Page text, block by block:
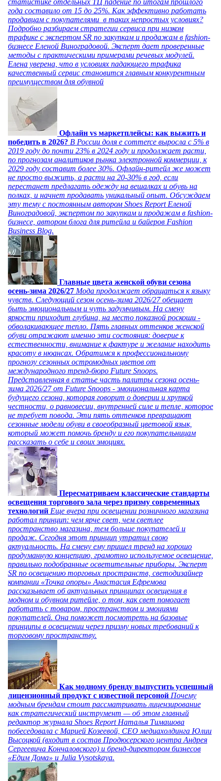
статистике отдельных ТЦ падение по итогам прошлого
года составило от 15 до 25%. Как эффективно работать
продавцам с покупателями в таких непростых условиях?
Подробно разбираем стратегии сервиса при низком
трафике с экспертом SR по закупкам и продажам в fashion-
бизнесе Еленой Виноградовой. Эксперт дает проверенные
методы с практическими примерами речевых модулей.
Елена уверена, что в условиях падающего трафика
качественный сервис становится главным конкурентным
преимуществом для обувной
Офлайн vs маркетплейсы: как выжить и
победить в 2026? В России доля e commerce выросла с 5% в
2019 году до почти 23% в 2024 году и продолжает расти,
по прогнозам аналитиков рынка электронной коммерции, к
2029 году составит более 30%. Офлайн-ритейл же может
не просто выжить, а расти на 20-30% в год, если
перестанет предлагать одежду на вешалках и обувь на
полках, и начнет продавать уникальный опыт. Обсуждаем
эту тему с постоянным автором Shoes Report Еленой
Виноградовой, экспертом по закупкам и продажам в fashion-
бизнесе, автором блога для ритейла и байеров Fashion
Business Blog.
Главные цвета женской обуви сезона
осень-зима 2026/27 Мода продолжает обращаться к языку
чувств. Следующий сезон осень-зима 2026/27 обещает
быть эмоциональным и чуть задумчивым. На смену
яркости приходит глубина, на место показной роскоши -
обволакивающее тепло. Пять главных оттенков женской
обуви отражают именно эти состояния: доверие к
естественности, внимание к фактуре и желание находить
красоту в нюансах. Обратимся к профессиональному
прогнозу сезонных остромодных цветов от
международного тренд-бюро Future Snoops.
Представленная в статье часть палитры сезона осень-
зима 2026/27 от Future Snoops - эмоциональная карта
будущего сезона, которая говорит о доверии и хрупкой
честности, о равновесии, внутренней силе и тепле, которое
не требует повода. Эти пять оттенков превращают
сезонные модели обуви в своеобразный цветовой язык,
который может помочь бренду и его покупательницам
рассказать о себе и своих эмоциях.
Пересматриваем классические стандарты
освещения торгового зала через призму современных
технологий Еще вчера при освещении розничного магазина
работал принцип: чем ярче свет, чем светлее
пространство магазина, тем больше покупателей и
продаж. Сегодня этот принцип утратил свою
актуальность. На смену ему пришел тренд на хорошо
продуманную концепцию, грамотно используемое освещение,
правильно подобранные осветительные приборы. Эксперт
SR по освещению торговых пространств, светодизайнер
компании «Точка опоры» Анастасия Ефремова
рассказывает об актуальных принципах освещения в
модном и обувном ритейле, о том, как свет помогает
работать с товаром, пространством и эмоциями
покупателей. Она поможет посмотреть на базовые
принципы в освещении через призму новых требований к
торговому пространству.
Как модному бренду выпустить успешный
лицензионный продукт с известной персоной Почему
модным брендам стоит рассматривать лицензирование
как стратегический инструмент — об этом главный
редактор журнала Shoes Report Наталья Тимашова
побеседовала с Марией Козеевой, СЕО медиахолдинга Юлии
Высоцкой (входит в состав Продюсерского центра Андрея
Сергеевича Кончаловского) и бренд-директором бизнесов
«Едим Дома» и Julia Vysotskaya.